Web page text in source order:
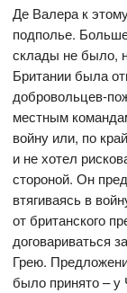
Де Валера к
подполье.
склады не было,
Британии была
добровольцев-
местным
войну или, по
и не хотел
стороной. Он
втягиваясь в
от британского
договариваться
Грею.
было принято – у